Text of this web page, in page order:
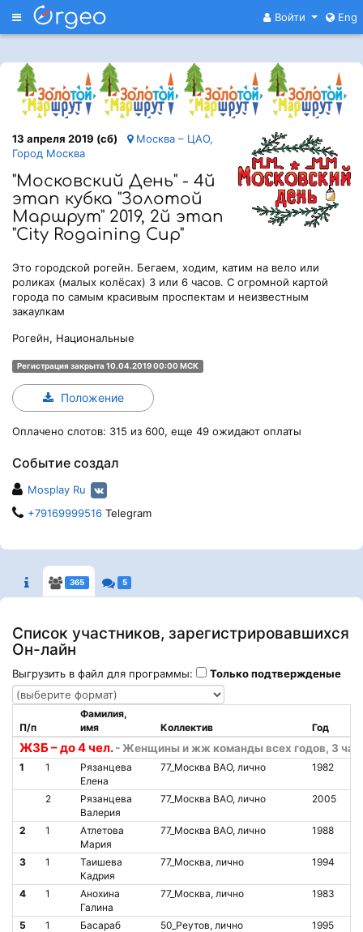
Меню Войти Eng
13 апреля 2019 (сб)
Москва – ЦАО,
Город Москва
"Московский День" - 4й
этап кубка "Золотой
Маршрут" 2019, 2й этап
"City Rogaining Cup"
Это городской рогейн. Бегаем, ходим, катим на вело или
роликах (малых колёсах) 3 или 6 часов. С огромной картой
города по самым красивым проспектам и неизвестным
закаулкам
Рогейн, Национальные
Регистрация закрыта 10.04.2019 00:00 МСК
Положение
Оплачено слотов: 315 из 600, еще 49 ожидают оплаты
Событие создал
Mosplay Ru
+79169999516 Telegram
365 5
Список участников, зарегистрировавшихся
Он-лайн
Выгрузить в файл для программы: Только подтвержденые
Ж3Б – до 4 чел. - Женщины и жж команды всех годов, 3
П/п
Фамилия,
имя
Коллектив Год
1 1
Рязанцева
Елена
77_Москва ВАО, лично 1982
2
Рязанцева
Валерия
77_Москва ВАО, лично 2005
2 1
Атлетова
Мария
77_Москва ВАО, лично 1988
3 1
Таишева
Кадрия
77_Москва, лично 1994
4 1
Анохина
Галина
77_Москва, лично 1983
5 1
Басараб
50_Реутов, лично 1995